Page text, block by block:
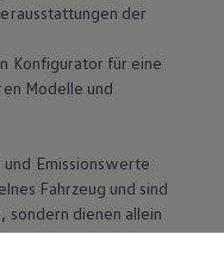
der
Konfigurator für eine
Modelle und
Emissionswerte
Fahrzeug und sind
sondern dienen allein
verschiedenen